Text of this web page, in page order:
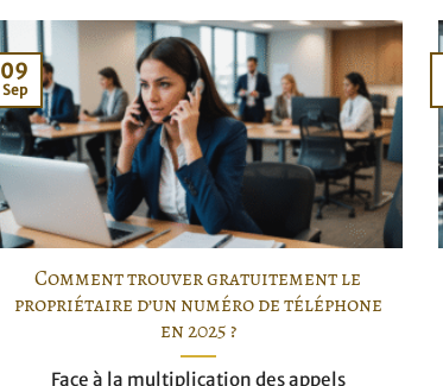
Comment trouver gratuitement le
propriétaire d’un numéro de téléphone
en 2025 ?
Face à la multiplication des appels
09
Sep